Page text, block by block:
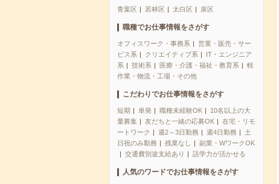
青葉区 若林区 太白区 泉区
職種でお仕事情報をさがす
オフィスワーク・事務系
営業・販売・サー
ビス系
クリエイティブ系
IT・エンジニア
系
技術系 医療・介護・福祉・教育系
軽
作業・物流・工場・その他
こだわりでお仕事情報をさがす
短期 単発 職種未経験OK
10名以上の大
量募集
友だちと一緒の応募OK
在宅・リモ
ートワーク
週2～3日勤務 週4日勤務
土
日祝のみ勤務
残業なし
副業・WワークOK
交通費別途支給あり
語学力が活かせる
人気のワードでお仕事情報をさがす